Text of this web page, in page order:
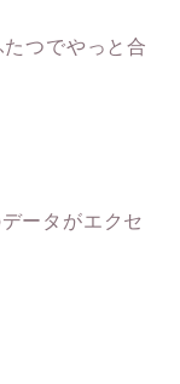
つでやっと合
ータがエクセ